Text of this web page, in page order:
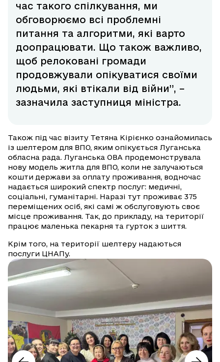
час такого спілкування, ми
обговорюємо всі проблемні
питання та алгоритми, які варто
доопрацювати. Що також важливо,
щоб релоковані громади
продовжували опікуватися своїми
людьми, які втікали від війни”, –
зазначила заступниця міністра.
Також під час візиту Тетяна Кірієнко ознайомилась
із шелтером для ВПО, яким опікується Луганська
обласна рада. Луганська ОВА продемонструвала
нову модель житла для ВПО, коли не залучаються
кошти держави за оплату проживання, водночас
надається широкий спектр послуг: медичні,
соціальні, гуманітарні. Наразі тут проживає 375
переміщених осіб, які самі ж обслуговують своє
місце проживання. Так, до прикладу, на території
працює маленька пекарня та гурток з шиття.
Крім того, на території шелтеру надаються
послуги ЦНАПу.